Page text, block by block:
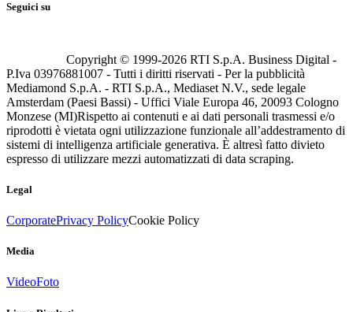
Seguici su
Copyright © 1999-2026 RTI S.p.A. Business Digital -
P.Iva 03976881007 - Tutti i diritti riservati - Per la pubblicità
Mediamond S.p.A. - RTI S.p.A., Mediaset N.V., sede legale
Amsterdam (Paesi Bassi) - Uffici Viale Europa 46, 20093 Cologno
Monzese (MI)Rispetto ai contenuti e ai dati personali trasmessi e/o
riprodotti è vietata ogni utilizzazione funzionale all’addestramento di
sistemi di intelligenza artificiale generativa. È altresì fatto divieto
espresso di utilizzare mezzi automatizzati di data scraping.
Legal
CorporatePrivacy PolicyCookie Policy
Media
VideoFoto